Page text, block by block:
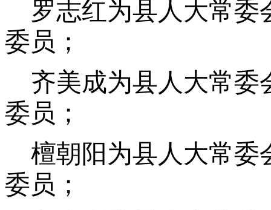
罗志红为县人大常
委员；
齐美成为县人大常委
委员；
檀朝阳为县人大常委
委员；